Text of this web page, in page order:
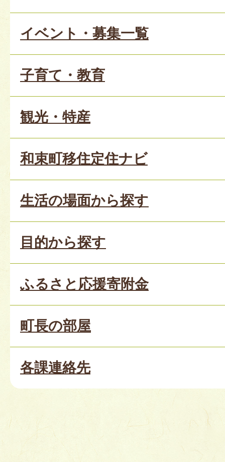
イベント・募集一覧
子育て・教育
観光・特産
和束町移住定住ナビ
生活の場面から探す
目的から探す
ふるさと応援寄附金
町長の部屋
各課連絡先